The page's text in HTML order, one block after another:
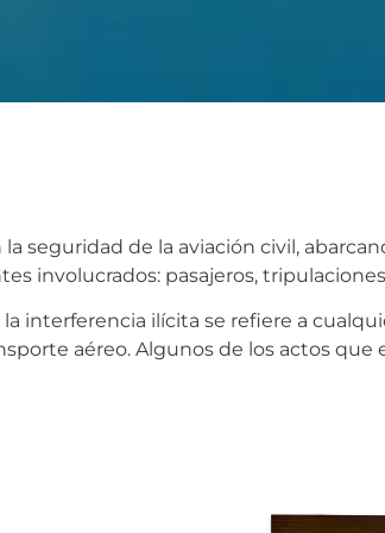
la seguridad de la aviación civil,
involucrados: pasajeros,
interferencia ilícita se refiere a
aéreo. Algunos de los actos que